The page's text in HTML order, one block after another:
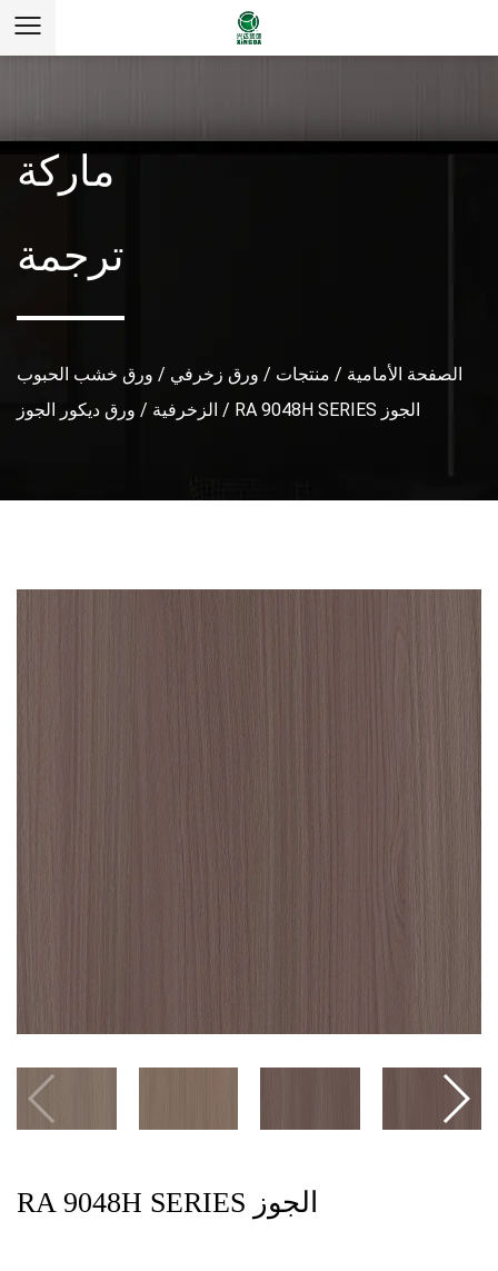
ماركة
ترجمة
الصفحة الأمامية / منتجات / ورق زخرفي / ورق خشب الحبوب
الزخرفية / ورق ديكور الجوز / RA 9048H SERIES الجوز
RA 9048H SERIES الجوز